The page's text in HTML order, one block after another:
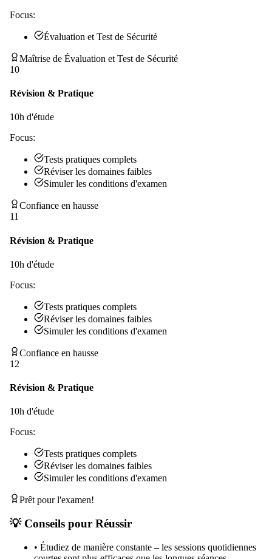
Focus:
Évaluation et Test de Sécurité
Maîtrise de Évaluation et Test de Sécurité
10
Révision & Pratique
10h d'étude
Focus:
Tests pratiques complets
Réviser les domaines faibles
Simuler les conditions d'examen
Confiance en hausse
11
Révision & Pratique
10h d'étude
Focus:
Tests pratiques complets
Réviser les domaines faibles
Simuler les conditions d'examen
Confiance en hausse
12
Révision & Pratique
10h d'étude
Focus:
Tests pratiques complets
Réviser les domaines faibles
Simuler les conditions d'examen
Prêt pour l'examen!
💡 Conseils pour Réussir
• Étudiez de manière constante – les sessions quotidiennes